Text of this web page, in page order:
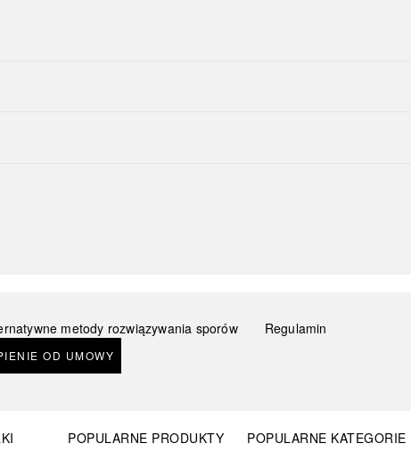
metody rozwiązywania sporów
Regulamin
OD UMOWY
POPULARNE PRODUKTY
POPULARNE KATEGORIE